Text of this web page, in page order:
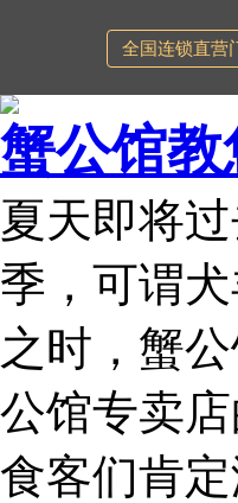
蟹公馆
夏天即将
季，可谓
之时，蟹
公馆专卖
食客们肯
全国连锁直营